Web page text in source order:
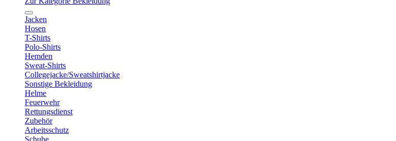
Jacken
Hosen
T-Shirts
Polo-Shirts
Hemden
Sweat-Shirts
Collegejacke/Sweatshirtjacke
Sonstige Bekleidung
Helme
Feuerwehr
Rettungsdienst
Zubehör
Arbeitsschutz
Schuhe